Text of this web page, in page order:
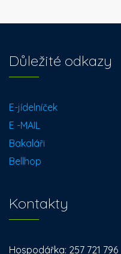
Důležité odkazy
E-jídelníček
E -MAIL
Bakaláři
Bellhop
Kontakty
Hospodářka: 257 721 796